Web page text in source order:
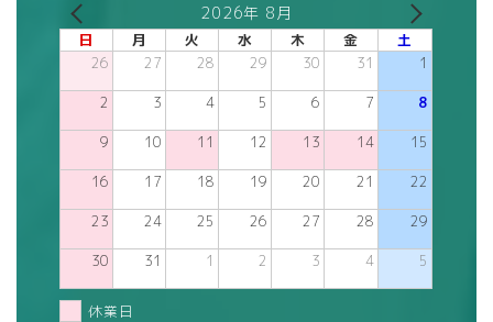
2026年 8月
日 月 火 水 木 金 土
26 27 28 29 30 31 1
2 3 4 5 6 7 8
9 10 11 12 13 14 15
16 17 18 19 20 21 22
23 24 25 26 27 28 29
30 31 1 2 3 4 5
休業日